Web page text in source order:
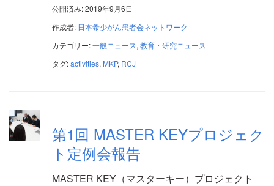
公開済み: 2019年9月6日
作成者: 日本希少がん患者会ネットワーク
カテゴリー:一般ニュース, 教育・研究ニュース
タグ:activities, MKP, RCJ
第1回 MASTER KEYプロジェク
ト定例会報告
MASTER KEY（マスターキー）プロジェクト